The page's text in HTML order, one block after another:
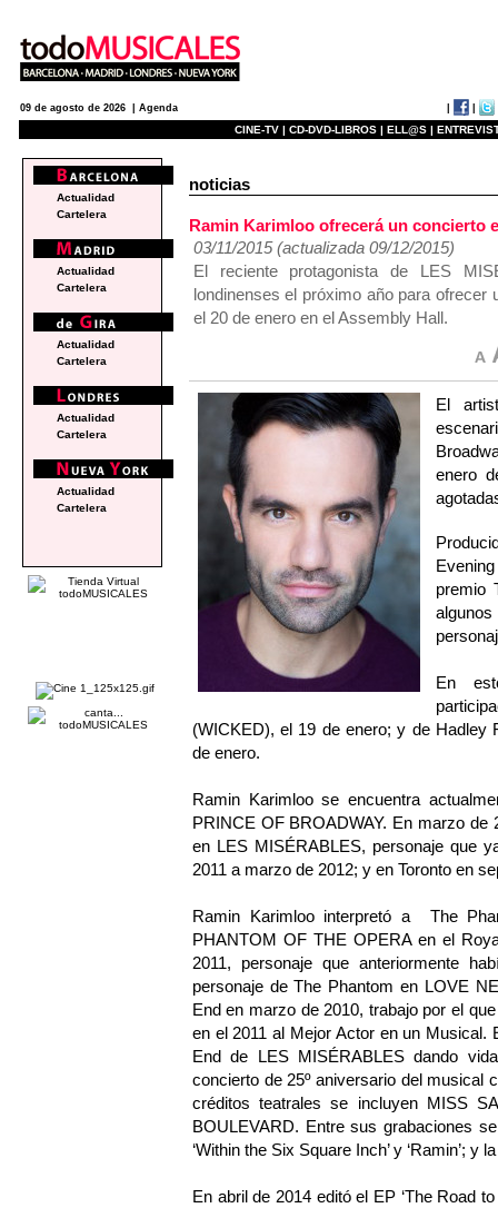
09 de agosto de 2026 | Agenda
CINE-TV | CD-DVD-LIBROS | ELL@S |
noticias
Ramin Karimloo ofrecerá un concierto
03/11/2015 (actualizada 09/12/2015)
El reciente protagonista de LES
londinenses el próximo año para
el 20 de enero en el Assembly Hall.
El
enero
premio
En
(WICKED), el 19 de enero; y de
de enero.
Ramin Karimloo se encuentra
PRINCE OF BROADWAY. En marzo de
en LES MISÉRABLES, personaje que
2011 a marzo de 2012; y en Toronto en
Ramin Karimloo interpretó a The
PHANTOM OF THE OPERA en el
2011, personaje que anteriormente
personaje de The Phantom en LOVE
End en marzo de 2010, trabajo por el
en el 2011 al Mejor Actor en un
End de LES MISÉRABLES dando
concierto de 25º aniversario del musical
créditos teatrales se incluyen MISS
BOULEVARD. Entre sus grabaciones
‘Within the Six Square Inch’ y ‘Ramin’;
En abril de 2014 editó el EP ‘The Road
Actualidad
Cartelera
Actualidad
Cartelera
Actualidad
Cartelera
Actualidad
Cartelera
Actualidad
Cartelera